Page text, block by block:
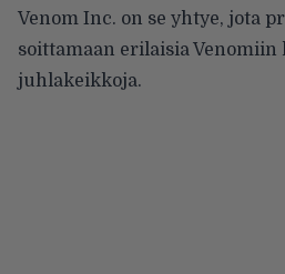
Venom Inc. on se yhtye, jota
soittamaan erilaisia Venomiin
juhlakeikkoja.